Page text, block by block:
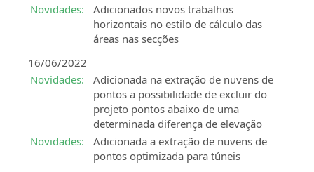
Novidades:
Adicionados novos trabalhos
horizontais no estilo de cálculo das
áreas nas secções
16/06/2022
Novidades:
Adicionada na extração de nuvens de
pontos a possibilidade de excluir do
projeto pontos abaixo de uma
determinada diferença de elevação
Novidades:
Adicionada a extração de nuvens de
pontos optimizada para túneis